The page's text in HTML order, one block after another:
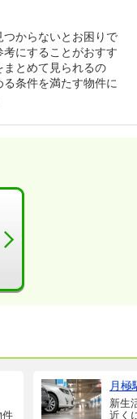
からないとお困りで
にすることがおすす
とめて見られるの
条件を満たす物件に
件
月極
新生
近く